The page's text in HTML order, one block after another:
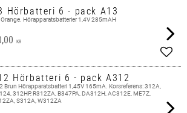
Hörbatteri 6 - pack A13
Hörapparatsbatterier 1,4V 285mAH
KR
Add
Hörbatteri 6 - pack A312
Brun Hörapparatsbatteri 1,45V 165mA. Korsreferens: 312A,
312HP, R312ZA, B347PA, DA312H, AC312E, ME7Z,
S312A, W312ZA